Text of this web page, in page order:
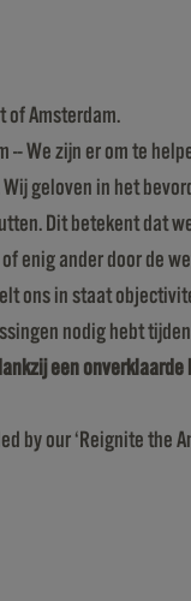
of Amsterdam.
-- We zijn er om te
geloven in het
Dit betekent dat
enig ander door de
ons in staat
nodig hebt
een
by our ‘Reignite the